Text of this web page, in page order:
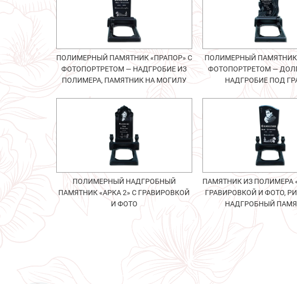
ПОЛИМЕРНЫЙ ПАМЯТНИК «ПРАПОР» С
ФОТОПОРТРЕТОМ — НАДГРОБИЕ ИЗ
ПОЛИМЕРА, ПАМЯТНИК НА МОГИЛУ
ПОЛИМЕРНЫЙ ПАМЯТНИК
ФОТОПОРТРЕТОМ —
НАДГРОБИЕ ПОД
ПОЛИМЕРНЫЙ НАДГРОБНЫЙ
ПАМЯТНИК «АРКА 2» С ГРАВИРОВКОЙ
И ФОТО
ПАМЯТНИК ИЗ ПОЛИМЕРА
ГРАВИРОВКОЙ И ФОТО,
НАДГРОБНЫЙ